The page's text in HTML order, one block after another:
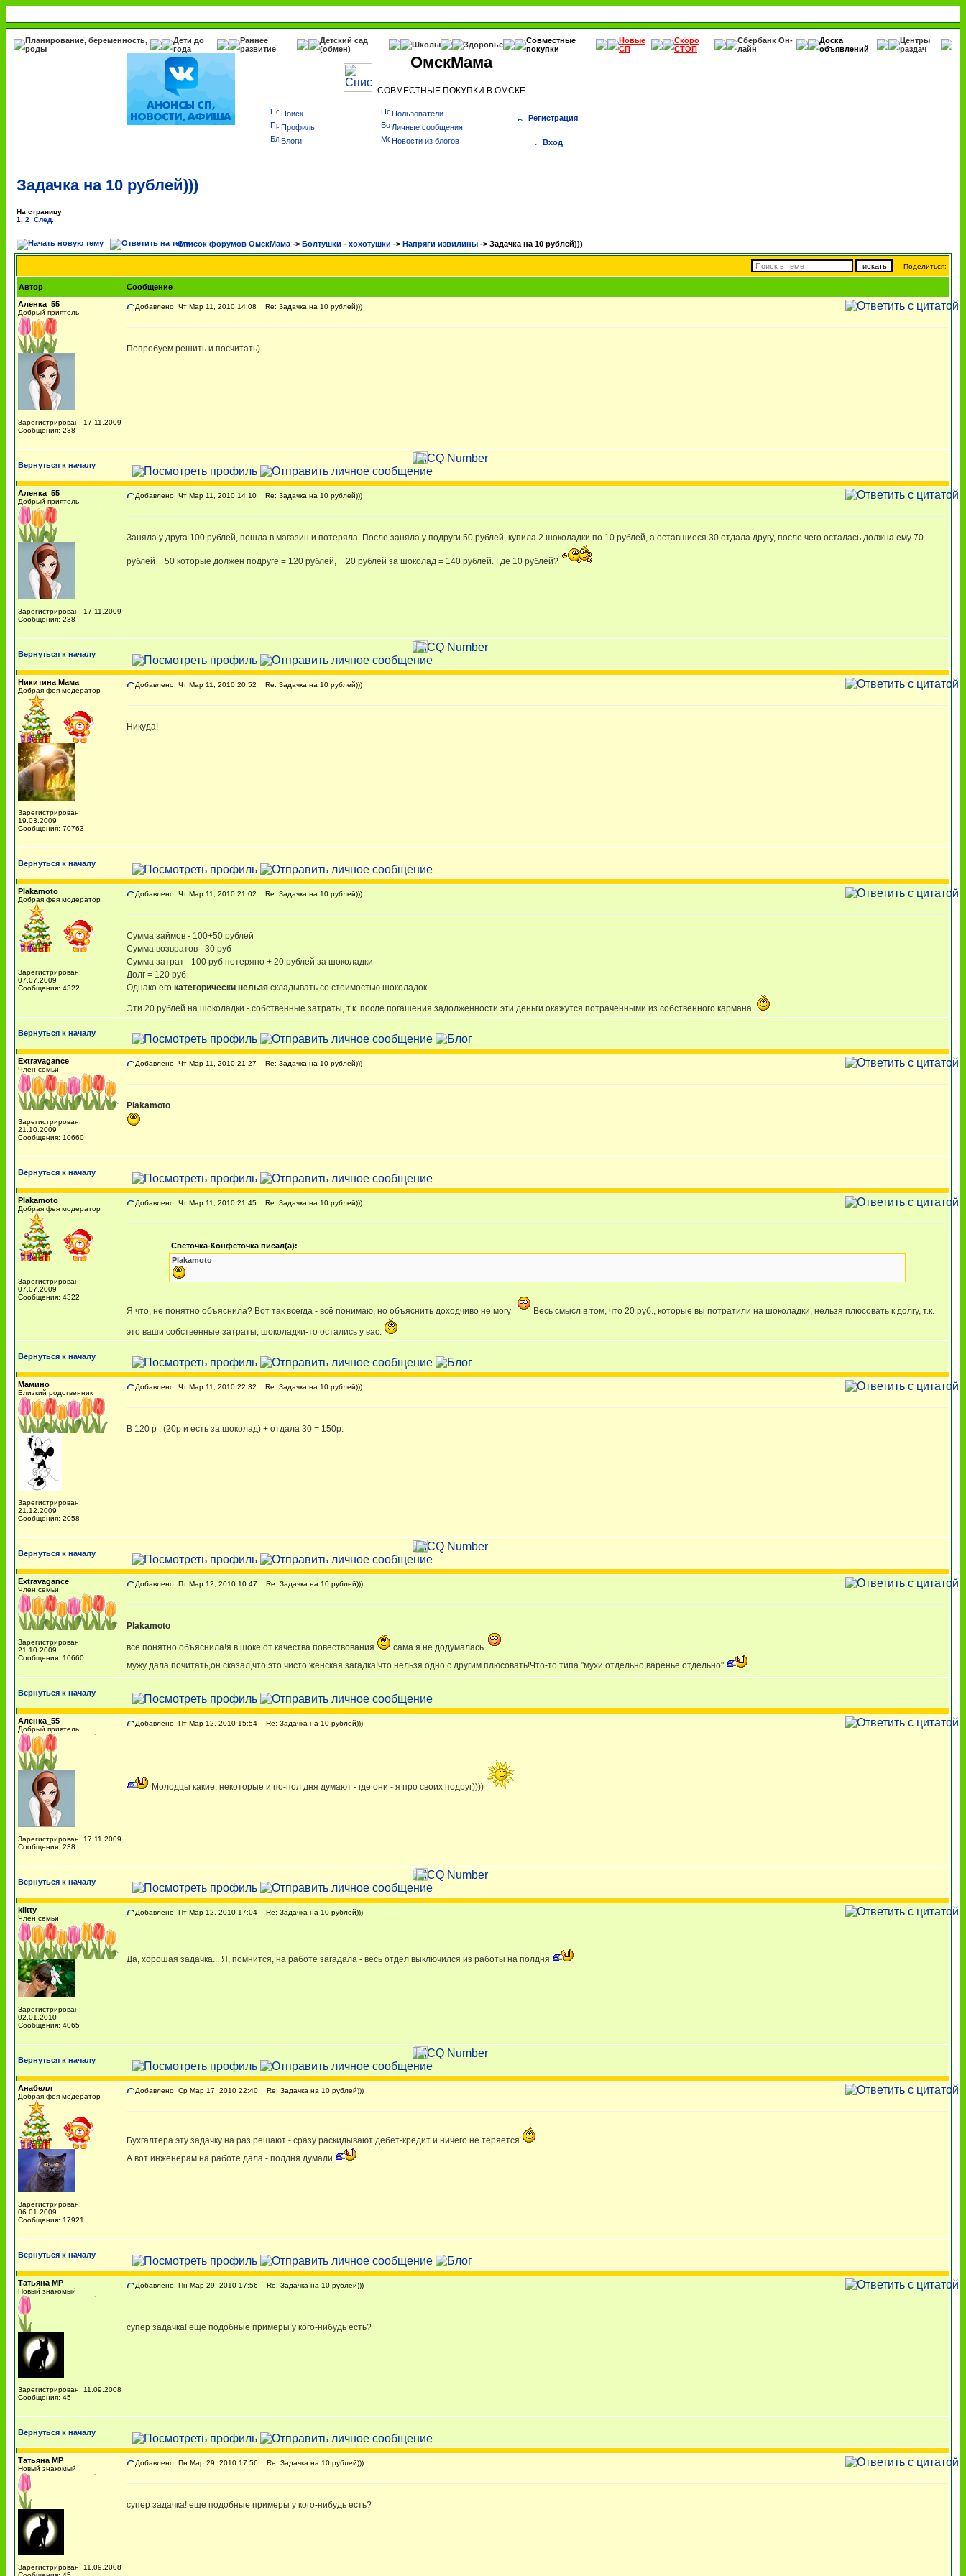
Планирование, беременность,
роды
Дети до
года
Раннее
развитие
Детский сад
(обмен)
Школы Здоровье
Совместные
покупки
Новые
СП
Скоро
СТОП
Сбербанк Он-
лайн
Доска
объявлений
Центры
раздач
ОмскМама
СОВМЕСТНЫЕ ПОКУПКИ В ОМСКЕ
Поиск
Пользователи
Профиль
Личные сообщения
Блоги
Новости из блогов
Регистрация
Вход
Задачка на 10 рублей)))
На страницу
1
2 След.
Список форумов ОмскМама -> Болтушки - хохотушки -> Напряги извилины -> Задачка на 10 рублей)))
Поделиться:
Автор
Сообщение
Аленка_55
Добрый приятель
Зарегистрирован: 17.11.2009
Сообщения: 238
Добавлено: Чт Мар 11, 2010 14:08 Re: Задачка на 10 рублей)))
Попробуем решить и посчитать)
Вернуться к началу
Аленка_55
Добрый приятель
Зарегистрирован: 17.11.2009
Сообщения: 238
Добавлено: Чт Мар 11, 2010 14:10 Re: Задачка на 10 рублей)))
Заняла у друга 100 рублей, пошла в магазин и потеряла. После заняла у подруги 50 рублей, купила 2 шоколадки по 10 рублей, а оставшиеся 30 отдала другу, после чего осталась должна ему 70
рублей + 50 которые должен подруге = 120 рублей, + 20 рублей за шоколад = 140 рублей. Где 10 рублей?
Вернуться к началу
Никитина Мама
Добрая фея модератор
Зарегистрирован:
19.03.2009
Сообщения: 70763
Добавлено: Чт Мар 11, 2010 20:52 Re: Задачка на 10 рублей)))
Никуда!
Вернуться к началу
Plakamoto
Добрая фея модератор
Зарегистрирован:
07.07.2009
Сообщения: 4322
Добавлено: Чт Мар 11, 2010 21:02 Re: Задачка на 10 рублей)))
Сумма займов - 100+50 рублей
Сумма возвратов - 30 руб
Сумма затрат - 100 руб потеряно + 20 рублей за шоколадки
Долг = 120 руб
Однако его категорически нельзя складывать со стоимостью шоколадок.
Эти 20 рублей на шоколадки - собственные затраты, т.к. после погашения задолженности эти деньги окажутся потраченными из собственного кармана.
Вернуться к началу
Extravagance
Член семьи
Зарегистрирован:
21.10.2009
Сообщения: 10660
Добавлено: Чт Мар 11, 2010 21:27 Re: Задачка на 10 рублей)))
Plakamoto
Вернуться к началу
Plakamoto
Добрая фея модератор
Зарегистрирован:
07.07.2009
Сообщения: 4322
Добавлено: Чт Мар 11, 2010 21:45 Re: Задачка на 10 рублей)))
Светочка-Конфеточка писал(а):
Plakamoto
Я что, не понятно объяснила? Вот так всегда - всё понимаю, но объяснить доходчиво не могу Весь смысл в том, что 20 руб., которые вы потратили на шоколадки, нельзя плюсовать к долгу, т.к.
это ваши собственные затраты, шоколадки-то остались у вас.
Вернуться к началу
Мамино
Близкий родственник
Зарегистрирован:
21.12.2009
Сообщения: 2058
Добавлено: Чт Мар 11, 2010 22:32 Re: Задачка на 10 рублей)))
В 120 р . (20р и есть за шоколад) + отдала 30 = 150р.
Вернуться к началу
Extravagance
Член семьи
Зарегистрирован:
21.10.2009
Сообщения: 10660
Добавлено: Пт Мар 12, 2010 10:47 Re: Задачка на 10 рублей)))
Plakamoto
все понятно объяснила!я в шоке от качества повествования
сама я не додумалась
мужу дала почитать,он сказал,что это чисто женская загадка!что нельзя одно с другим плюсовать!Что-то типа "мухи отдельно,варенье отдельно"
Вернуться к началу
Аленка_55
Добрый приятель
Зарегистрирован: 17.11.2009
Сообщения: 238
Добавлено: Пт Мар 12, 2010 15:54 Re: Задачка на 10 рублей)))
Молодцы какие, некоторые и по-пол дня думают - где они - я про своих подруг))))
Вернуться к началу
kiitty
Член семьи
Зарегистрирован:
02.01.2010
Сообщения: 4065
Добавлено: Пт Мар 12, 2010 17:04 Re: Задачка на 10 рублей)))
Да, хорошая задачка... Я, помнится, на работе загадала - весь отдел выключился из работы на полдня
Вернуться к началу
Анабелл
Добрая фея модератор
Зарегистрирован:
06.01.2009
Сообщения: 17921
Добавлено: Ср Мар 17, 2010 22:40 Re: Задачка на 10 рублей)))
Бухгалтера эту задачку на раз решают - сразу раскидывают дебет-кредит и ничего не теряется
А вот инженерам на работе дала - полдня думали
Вернуться к началу
Татьяна МР
Новый знакомый
Зарегистрирован: 11.09.2008
Сообщения: 45
Добавлено: Пн Мар 29, 2010 17:56 Re: Задачка на 10 рублей)))
супер задачка! еще подобные примеры у кого-нибудь есть?
Вернуться к началу
Татьяна МР
Новый знакомый
Зарегистрирован: 11.09.2008
Добавлено: Пн Мар 29, 2010 17:56 Re: Задачка на 10 рублей)))
супер задачка! еще подобные примеры у кого-нибудь есть?